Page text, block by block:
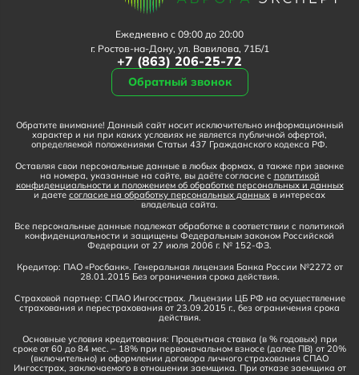
Ежедневно с 09:00 до 20:00
г. Ростов-на-Дону, ул. Вавилова, 71Б/1
+7 (863) 206-25-72
Обратный звонок
Обратите внимание! Данный сайт носит исключительно информационный
характер и ни при каких условиях не является публичной офертой,
определяемой положениями Статьи 437 Гражданского кодекса РФ.
Оставляя свои персональные данные в любых формах, а также при звонке
на номера, указанные на сайте, вы даёте согласие с политикой
конфиденциальности и положением об обработке персональных и данных
и даете согласие на обработку персональных данных в интересах
владельца сайта.
Все персональные данные подлежат обработке в соответствии с политикой
конфиденциальности и защищены Федеральным законом Российской
Федерации от 27 июля 2006 г. № 152-ФЗ.
Кредитор: ПАО «Росбанк». Генеральная лицензия Банка России №2272 от
28.01.2015 Без ограничения срока действия.
Страховой партнер: СПАО Ингосстрах. Лицензии ЦБ РФ на осуществление
страхования и перестрахования от 23.09.2015 г., без ограничения срока
действия.
Основные условия кредитования: Процентная ставка (в % годовых) при
сроке от 60 до 84 мес. – 18% при первоначальном взносе (далее ПВ) от 20%
(включительно) и оформлении договора личного страхования СПАО
Ингосстрах, заключаемого в отношении заемщика. При отказе заемщика от